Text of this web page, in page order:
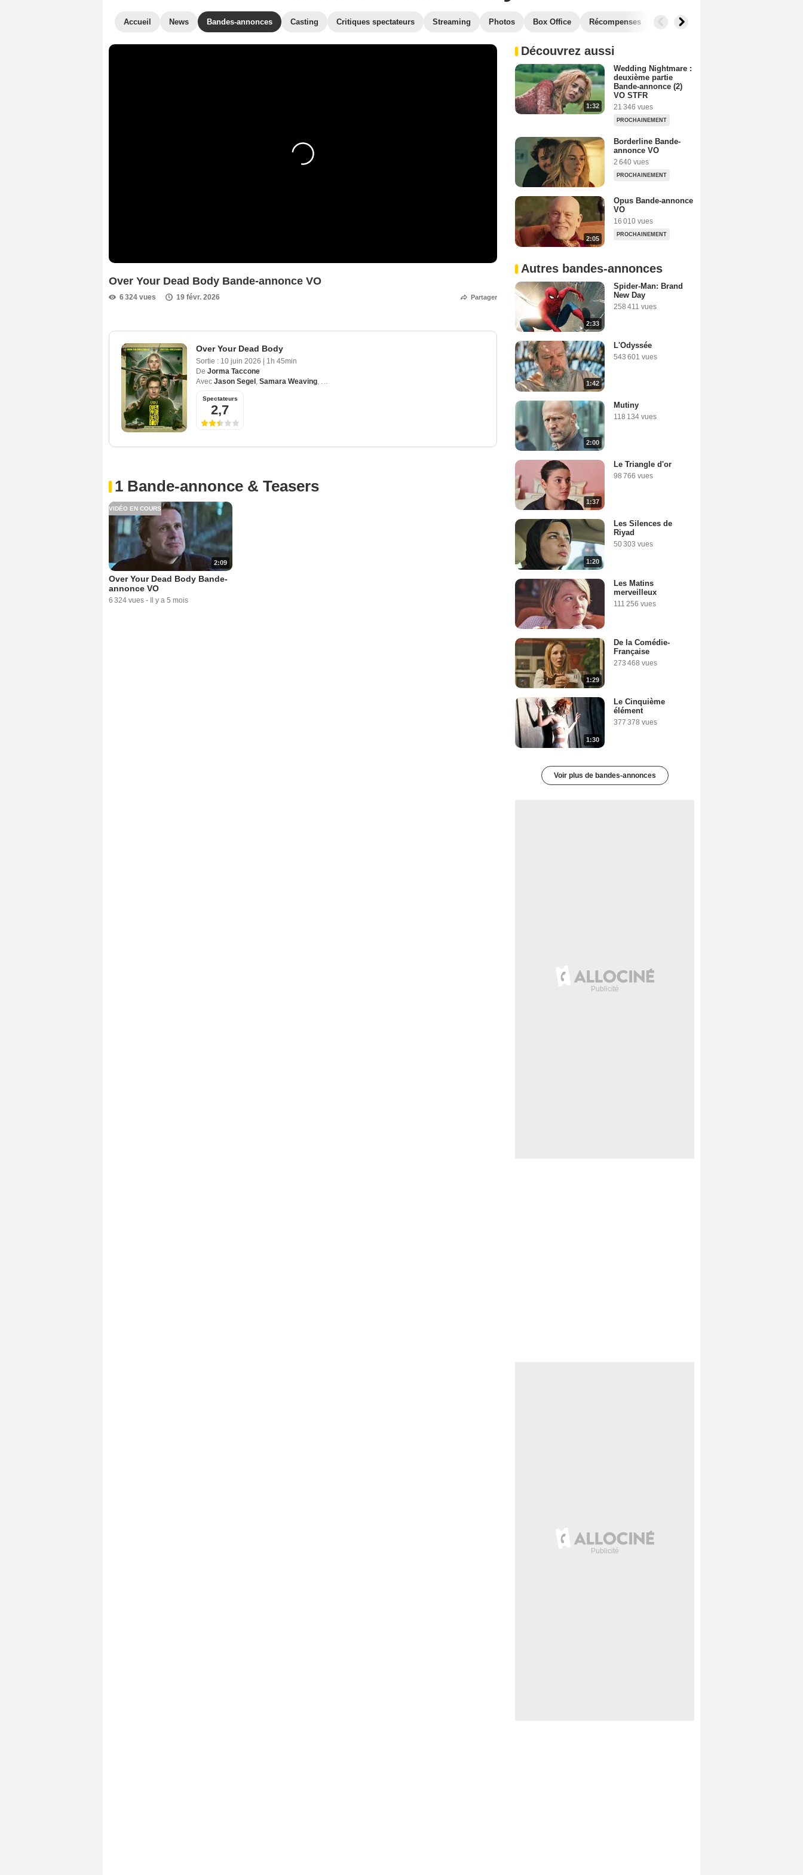
Accueil News Bandes-annonces Casting Critiques spectateurs Streaming Photos Box Office Récompenses
Over Your Dead Body Bande-annonce VO
6 324 vues 19 févr. 2026 Partager
Over Your Dead Body
Sortie : 10 juin 2026
1h 45min
De Jorma Taccone
Avec Jason Segel , Samara Weaving, Timothy Olyphant
Spectateurs
2,7
1 Bande-annonce & Teasers
2:09
VIDÉO EN COURS
Over Your Dead Body Bande-
annonce VO
6 324 vues - Il y a 5 mois
Découvrez aussi
1:32
Wedding Nightmare :
deuxième partie
Bande-annonce (2)
VO STFR
21 346 vues
PROCHAINEMENT
Borderline Bande-
annonce VO
2 640 vues
PROCHAINEMENT
2:05
Opus Bande-annonce
VO
16 010 vues
PROCHAINEMENT
Autres bandes-annonces
2:33
Spider-Man: Brand
New Day
258 411 vues
1:42
L'Odyssée
543 601 vues
2:00
Mutiny
118 134 vues
1:37
Le Triangle d'or
98 766 vues
1:20
Les Silences de
Riyad
50 303 vues
Les Matins
merveilleux
111 256 vues
1:29
De la Comédie-
Française
273 468 vues
1:30
Le Cinquième
élément
377 378 vues
Voir plus de bandes-annonces